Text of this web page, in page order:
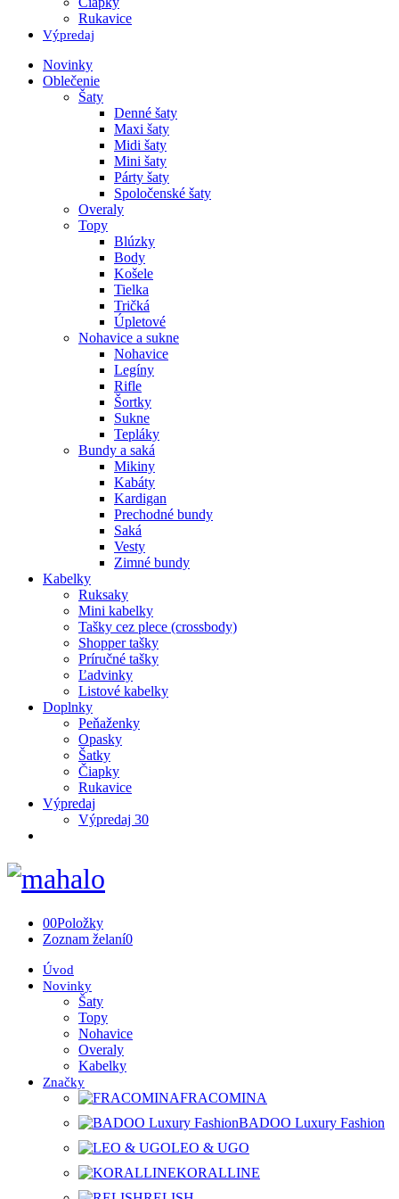
Rukavice
Výpredaj
Novinky
Oblečenie
Šaty
Denné šaty
Maxi šaty
Midi šaty
Mini šaty
Párty šaty
Spoločenské šaty
Overaly
Topy
Blúzky
Body
Košele
Tielka
Tričká
Úpletové
Nohavice a sukne
Nohavice
Legíny
Rifle
Šortky
Sukne
Tepláky
Bundy a saká
Mikiny
Kabáty
Kardigan
Prechodné bundy
Saká
Vesty
Zimné bundy
Kabelky
Ruksaky
Mini kabelky
Tašky cez plece (crossbody)
Shopper tašky
Príručné tašky
Ľadvinky
Listové kabelky
Doplnky
Peňaženky
Opasky
Šatky
Čiapky
Rukavice
Výpredaj
Výpredaj 30
00Položky
Zoznam želaní0
Úvod
Novinky
Šaty
Topy
Nohavice
Overaly
Kabelky
Značky
FRACOMINA
BADOO Luxury Fashion
LEO & UGO
KORALLINE